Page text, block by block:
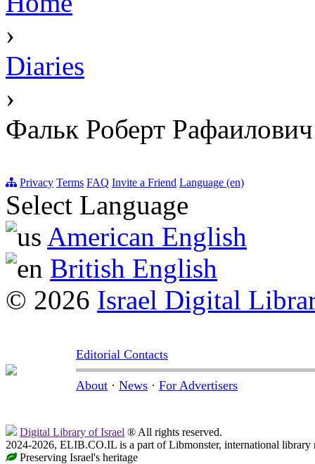
›
Diaries
›
Фальк Роберт Рафаилович
Privacy Terms FAQ Invite a Friend Language (en)
Select Language
American English
British English
© 2026 Israel Digital
Editorial Contacts
About · News · For Advertisers
Digital Library of Israel ® All rights reserved.
2024-2026, ELIB.CO.IL is a part of Libmonster, international library
Preserving Israel's heritage